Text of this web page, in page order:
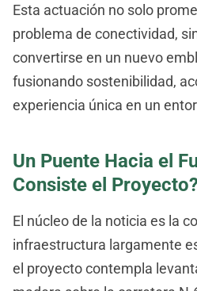
Esta actuación no solo
problema de conectividad,
convertirse en un nuevo
fusionando sostenibilidad,
experiencia única en un
Un Puente Hacia el
Consiste el Proyecto?
El núcleo de la noticia es la
infraestructura largamente
el proyecto contempla